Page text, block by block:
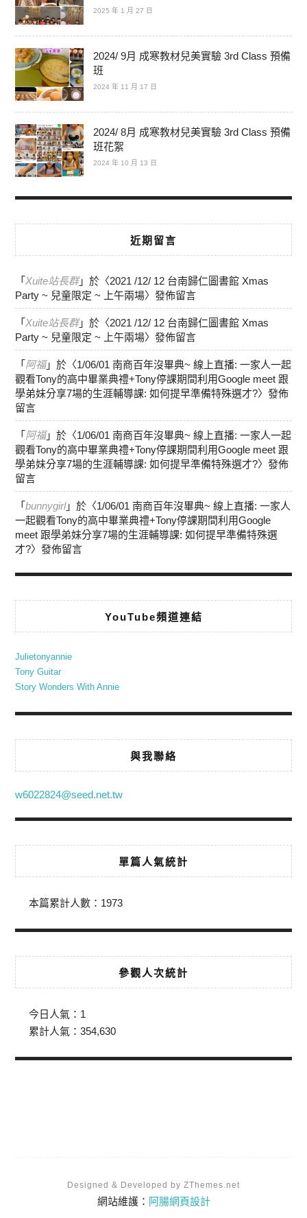
2025 年 1 月 27 日
2024/ 9月 成寒教材兒美實驗 3rd Class 預備
班
2024 年 11 月 17 日
2024/ 8月 成寒教材兒美實驗 3rd Class 預備
班花絮
2024 年 10 月 13 日
近期留言
「 Xuite站長群」於〈2021 /12/ 12 台南歸仁圖書館 Xmas
Party ~ 兒童限定 ~ 上午兩場〉發佈留言
「 Xuite站長群」於〈2021 /12/ 12 台南歸仁圖書館 Xmas
Party ~ 兒童限定 ~ 上午兩場〉發佈留言
「 阿福」於〈1/06/01 南商百年沒畢典~ 線上直播: 一家人一起
觀看Tony的高中畢業典禮+Tony停課期間利用Google meet 跟
學弟妹分享7場的生涯輔導課: 如何提早準備特殊選才?〉發佈
留言
「 阿福」於〈1/06/01 南商百年沒畢典~ 線上直播: 一家人一起
觀看Tony的高中畢業典禮+Tony停課期間利用Google meet 跟
學弟妹分享7場的生涯輔導課: 如何提早準備特殊選才?〉發佈
留言
「bunnygirl」於〈1/06/01 南商百年沒畢典~ 線上直播: 一家人
一起觀看Tony的高中畢業典禮+Tony停課期間利用Google
meet 跟學弟妹分享7場的生涯輔導課: 如何提早準備特殊選
才?〉發佈留言
YouTube頻道連結
Julietonyannie
Tony Guitar
Story Wonders With Annie
與我聯絡
w6022824@seed.net.tw
單篇人氣統計
本篇累計人數： 1973
參觀人次統計
今日人氣： 1
累計人氣：354,630
Designed & Developed by ZThemes.net
網站維護： 阿腸網頁設計